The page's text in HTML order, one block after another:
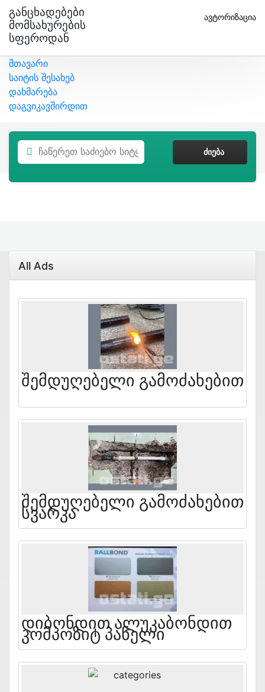
Განცხადებები
Მომსახურების
Სფეროდან
ავტორიზაცია
მთავარი
საიტის შესახებ
დახმარება
დაგვიკავშირდით
ᲫᲘᲔᲑᲐ
All Ads
Შემდუღებელი Გამოძახებით
Შემდუღებელი Გამოძახებით
Სვარკა
Დიბონდით Ალუკაბონდით
Კომპოზიტ Პანელი